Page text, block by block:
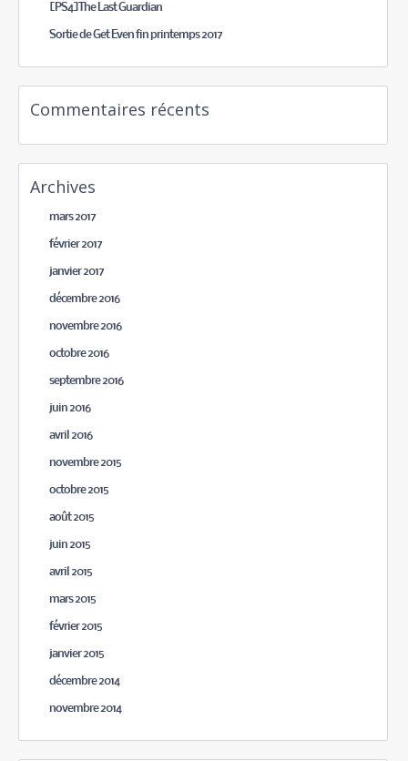
[PS4]The Last Guardian
Sortie de Get Even fin printemps 2017
Commentaires récents
Archives
mars 2017
février 2017
janvier 2017
décembre 2016
novembre 2016
octobre 2016
septembre 2016
juin 2016
avril 2016
novembre 2015
octobre 2015
août 2015
juin 2015
avril 2015
mars 2015
février 2015
janvier 2015
décembre 2014
novembre 2014